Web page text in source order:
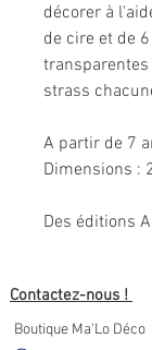
décorer à
de cire et de
strass
A partir de 7
Dimensions :
Des éditions
Contactez-nous !
Boutique Ma'Lo Déco